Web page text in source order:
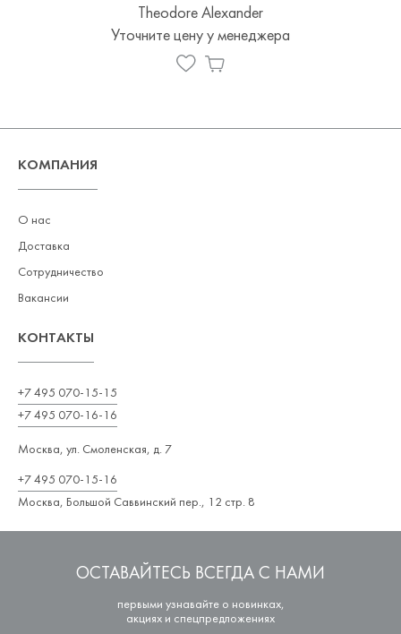
Theodore Alexander
Уточните цену у менеджера
КОМПАНИЯ
О нас
Доставка
Сотрудничество
Вакансии
КОНТАКТЫ
+7 495 070-15-15
+7 495 070-16-16
Москва, ул. Смоленская, д. 7
+7 495 070-15-16
Москва, Большой Саввинский пер., 12 стр. 8
ОСТАВАЙТЕСЬ ВСЕГДА С НАМИ
первыми узнавайте о новинках,
акциях и спецпредложениях